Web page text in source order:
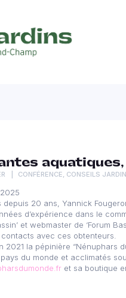
CONFÉRENCE, CONSEILS
20 ans, Yannick
d’expérience dans le
et webmaster de ‘Forum
avec ces obtenteurs.
la pépinière “Nénuphars
du monde et acclimatés
et sa boutique